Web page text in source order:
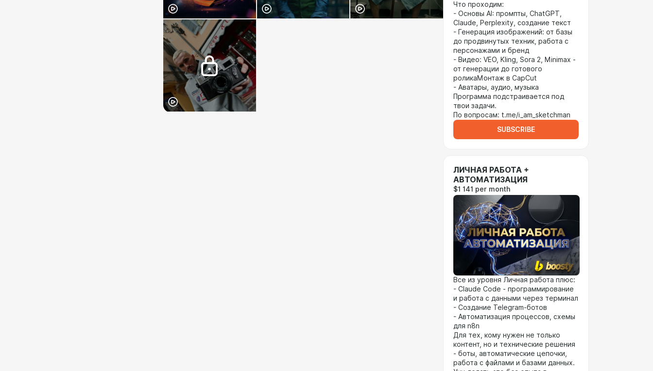
Что проходим:
- Основы AI: промпты, ChatGPT,
Claude, Perplexity, создание текст
- Генерация изображений: от базы
до продвинутых техник, работа с
персонажами и бренд
- Видео: VEO, Kling, Sora 2, Minimax -
от генерации до готового
роликаМонтаж в CapCut
- Аватары, аудио, музыка
Программа подстраивается под
твои задачи.
По вопросам: t.me/i_am_sketchman
SUBSCRIBE
ЛИЧНАЯ РАБОТА +
АВТОМАТИЗАЦИЯ
$1 141 per month
Все из уровня Личная работа плюс:
- Claude Code - программирование
и работа с данными через терминал
- Создание Telegram-ботов
- Автоматизация процессов, схемы
для n8n
Для тех, кому нужен не только
контент, но и технические решения
- боты, автоматические цепочки,
работа с файлами и базами данных.